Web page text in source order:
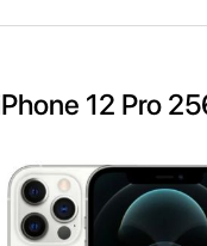
12 Pro